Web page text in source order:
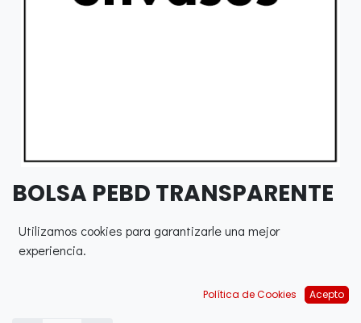
BOLSA PEBD TRANSPARENTE
50X68 CM GGF 80 UNITARIA
(250 UDS)
Utilizamos cookies para garantizarle una mejor
experiencia.
Política de Cookies Acepto